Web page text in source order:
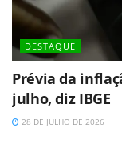
DESTAQUE
Prévia da
julho, diz IBGE
28 DE JULHO DE 2026